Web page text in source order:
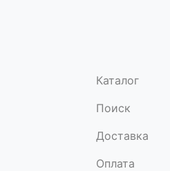
Каталог
Поиск
Доставка
Оплата